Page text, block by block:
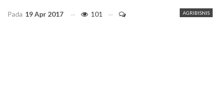
AGRIBISNIS
Pada 19 Apr 2017 101